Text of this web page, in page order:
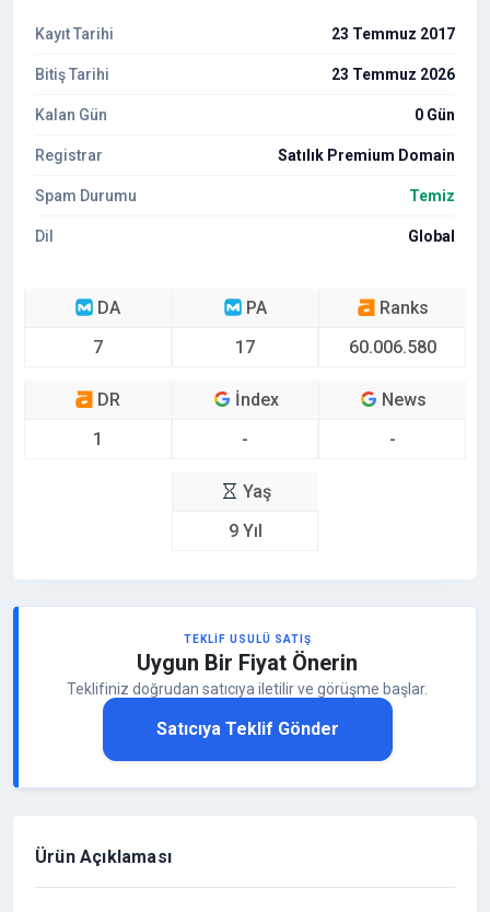
Kayıt Tarihi 23 Temmuz 2017
Bitiş Tarihi 23 Temmuz 2026
Kalan Gün 0 Gün
Registrar Satılık Premium Domain
Spam Durumu Temiz
Dil Global
DA
7
PA
17
Ranks
60.006.580
DR
1
İndex
-
News
-
Yaş
9 Yıl
TEKLIF USULÜ SATIŞ
Uygun Bir Fiyat Önerin
Teklifiniz doğrudan satıcıya iletilir ve görüşme başlar.
Satıcıya Teklif Gönder
Ürün Açıklaması